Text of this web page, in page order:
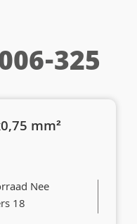
325
mm²
Nee
18